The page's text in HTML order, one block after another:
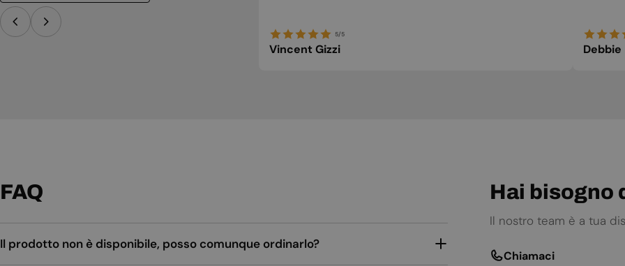
5/5
Vincent Gizzi Debbie
FAQ
Il prodotto non è disponibile, posso comunque ordinarlo?
Hai bisogno
Il nostro team è a tua
Chiamaci